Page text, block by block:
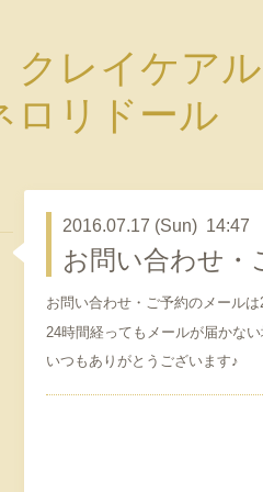
レイケア
ロリドール
2016.07.17 (Sun) 14:47
お問い合わせ・
お問い合わせ・ご予約のメール
24時間経ってもメールが届かな
いつもありがとうございます♪